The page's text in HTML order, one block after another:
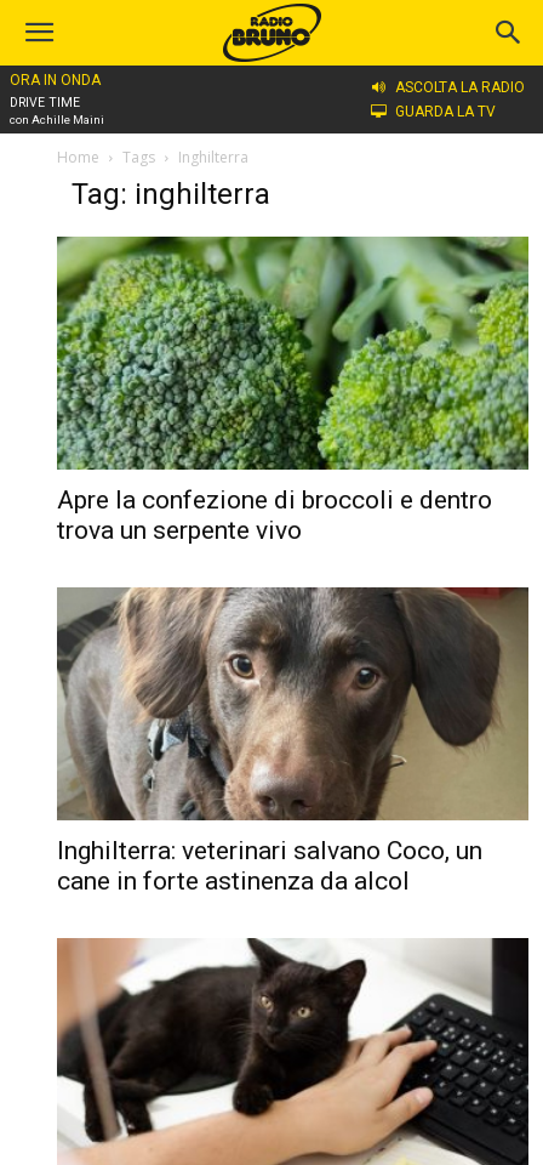
ORA IN ONDA
DRIVE TIME
con Achille Maini
ASCOLTA LA RADIO
GUARDA LA TV
Home Tags Inghilterra
Tag: inghilterra
Apre la confezione di broccoli e dentro
trova un serpente vivo
Inghilterra: veterinari salvano Coco, un
cane in forte astinenza da alcol